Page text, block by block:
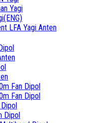
Yagi
LFA Yagi Anten
Fan Dipol
Fan Dipol
Dipol